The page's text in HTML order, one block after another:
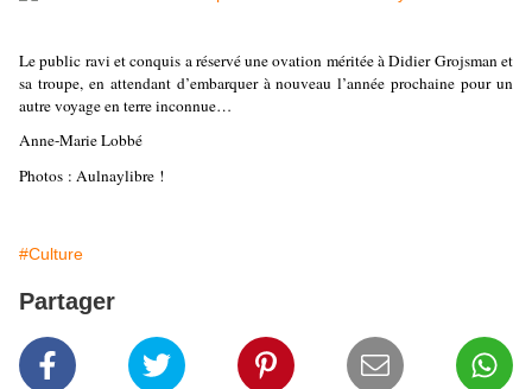
Le public ravi et conquis a réservé une ovation méritée à Didier Grojsman et
sa troupe, en attendant d’embarquer à nouveau l’année prochaine pour un
autre voyage en terre inconnue…
Anne-Marie Lobbé
Photos : Aulnaylibre !
#Culture
Partager